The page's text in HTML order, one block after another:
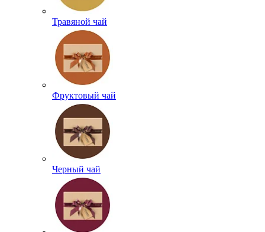
Травяной чай
Фруктовый чай
Черный чай